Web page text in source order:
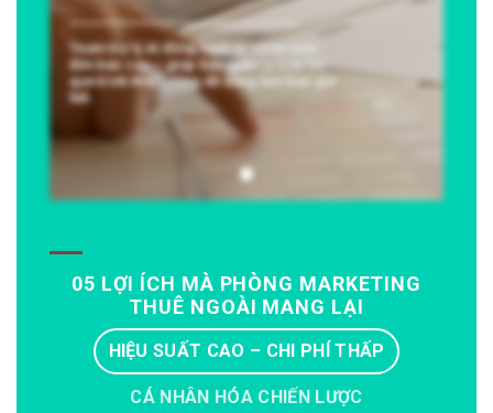
_______________________
Team trợ lý AI đồng hành từ chiến lược
đến báo cáo – giúp bạn quản lý toàn bộ
quá trình Marketing dễ dàng hơn bao giờ
hết.
05 LỢI ÍCH MÀ PHÒNG MARKETING
THUÊ NGOÀI MANG LẠI
HIỆU SUẤT CAO – CHI PHÍ THẤP
CÁ NHÂN HÓA CHIẾN LƯỢC